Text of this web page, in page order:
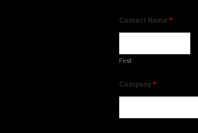
Contact Name *
First
Company*